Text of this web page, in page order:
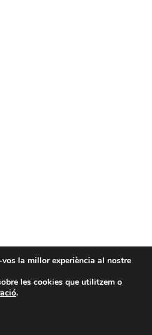
la millor experiència al nostre
les cookies que utilitzem o
.